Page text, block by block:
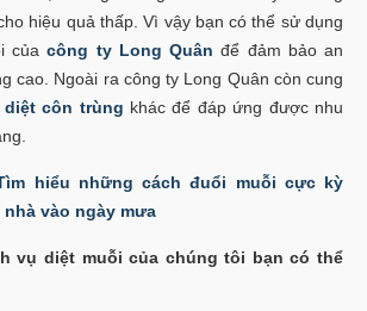
hiệu quả thấp. Vì vậy bạn có thể sử dụng
củacông ty Long Quân để đảm bảo an
cao. Ngoài ra công ty Long Quân còn cung
côn trùng khác để đáp ứng được nhu
hiểu những cách đuổi muỗi cực kỳ
vào ngày mưa
vụ diệt muỗi của chúng tôi bạn có thể